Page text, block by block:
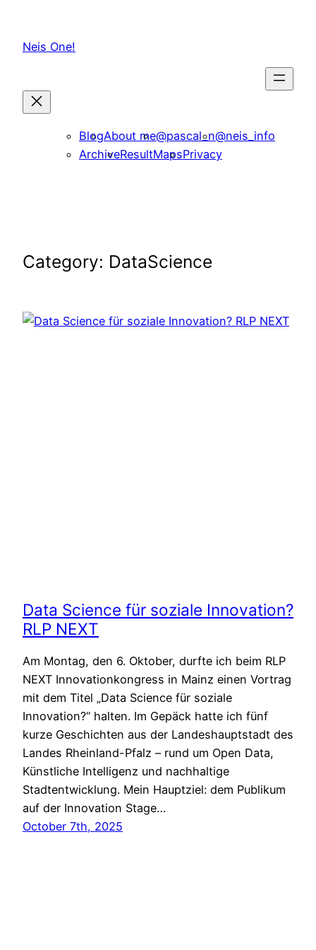
content
Neis One!
BlogAbout me@pascal_n@neis_info
ArchiveResultMapsPrivacy
Category: DataScience
Data Science für soziale Innovation?
RLP NEXT
Am Montag, den 6. Oktober, durfte ich beim RLP
NEXT Innovationkongress in Mainz einen Vortrag
mit dem Titel „Data Science für soziale
Innovation?“ halten. Im Gepäck hatte ich fünf
kurze Geschichten aus der Landeshauptstadt des
Landes Rheinland-Pfalz – rund um Open Data,
Künstliche Intelligenz und nachhaltige
Stadtentwicklung. Mein Hauptziel: dem Publikum
auf der Innovation Stage…
October 7th, 2025